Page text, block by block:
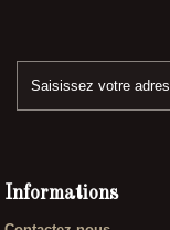
Informations